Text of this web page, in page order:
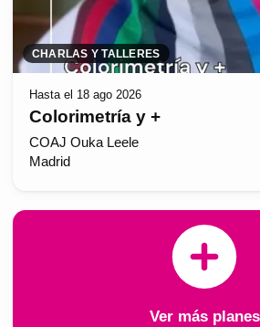
CHARLAS Y TALLERES
Hasta el 18 ago 2026
Colorimetría y +
COAJ Ouka Leele
Madrid
Ver más planes